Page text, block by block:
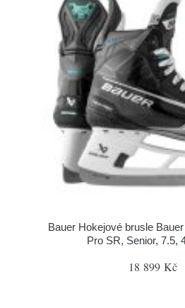
Bauer Hokejové brusle
Pro SR, Senior, 7.5,
18 899 Kč